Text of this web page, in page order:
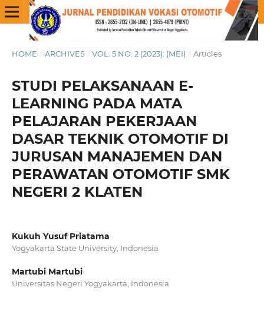
HOME / ARCHIVES / VOL. 5 NO. 2 (2023): (MEI) / Articles
STUDI PELAKSANAAN E-
LEARNING PADA MATA
PELAJARAN PEKERJAAN
DASAR TEKNIK OTOMOTIF DI
JURUSAN MANAJEMEN DAN
PERAWATAN OTOMOTIF SMK
NEGERI 2 KLATEN
Kukuh Yusuf Priatama
Yogyakarta State University, Indonesia
Martubi Martubi
Universitas Negeri Yogyakarta, Indonesia